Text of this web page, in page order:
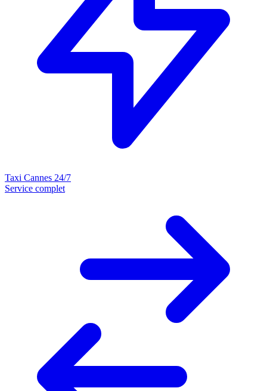
Taxi Cannes 24/7
Service complet